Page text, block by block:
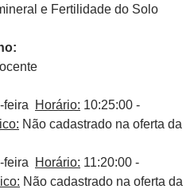
e Fertilidade do Solo
feira Horário: 10:25:00 -
Não cadastrado na oferta da
feira Horário: 11:20:00 -
Não cadastrado na oferta da